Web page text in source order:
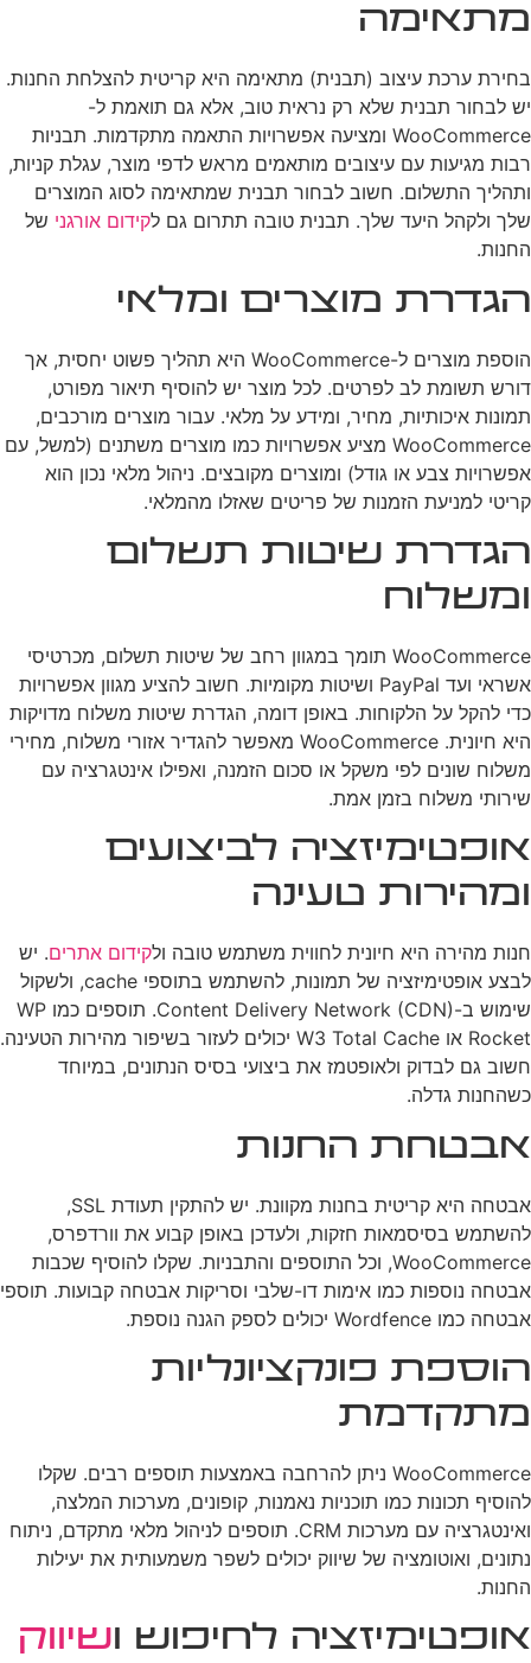
מתאימה
בחירת ערכת עיצוב (תבנית) מתאימה היא קריטית להצלחת החנות.
יש לבחור תבנית שלא רק נראית טוב, אלא גם תואמת ל-
WooCommerce ומציעה אפשרויות התאמה מתקדמות. תבניות
רבות מגיעות עם עיצובים מותאמים מראש לדפי מוצר, עגלת קניות,
ותהליך התשלום. חשוב לבחור תבנית שמתאימה לסוג המוצרים
שלך ולקהל היעד שלך. תבנית טובה תתרום גם לקידום אורגני של
החנות.
הגדרת מוצרים ומלאי
הוספת מוצרים ל-WooCommerce היא תהליך פשוט יחסית, אך
דורש תשומת לב לפרטים. לכל מוצר יש להוסיף תיאור מפורט,
תמונות איכותיות, מחיר, ומידע על מלאי. עבור מוצרים מורכבים,
WooCommerce מציע אפשרויות כמו מוצרים משתנים (למשל, עם
אפשרויות צבע או גודל) ומוצרים מקובצים. ניהול מלאי נכון הוא
קריטי למניעת הזמנות של פריטים שאזלו מהמלאי.
הגדרת שיטות תשלום
ומשלוח
WooCommerce תומך במגוון רחב של שיטות תשלום, מכרטיסי
אשראי ועד PayPal ושיטות מקומיות. חשוב להציע מגוון אפשרויות
כדי להקל על הלקוחות. באופן דומה, הגדרת שיטות משלוח מדויקות
היא חיונית. WooCommerce מאפשר להגדיר אזורי משלוח, מחירי
משלוח שונים לפי משקל או סכום הזמנה, ואפילו אינטגרציה עם
שירותי משלוח בזמן אמת.
אופטימיזציה לביצועים
ומהירות טעינה
חנות מהירה היא חיונית לחווית משתמש טובה ולקידום אתרים. יש
לבצע אופטימיזציה של תמונות, להשתמש בתוספי cache, ולשקול
שימוש ב-Content Delivery Network (CDN). תוספים כמו WP
Rocket או W3 Total Cache יכולים לעזור בשיפור מהירות הטעינה.
חשוב גם לבדוק ולאופטמז את ביצועי בסיס הנתונים, במיוחד
כשהחנות גדלה.
אבטחת החנות
אבטחה היא קריטית בחנות מקוונת. יש להתקין תעודת SSL,
להשתמש בסיסמאות חזקות, ולעדכן באופן קבוע את וורדפרס,
WooCommerce, וכל התוספים והתבניות. שקלו להוסיף שכבות
אבטחה נוספות כמו אימות דו-שלבי וסריקות אבטחה קבועות. תוספי
אבטחה כמו Wordfence יכולים לספק הגנה נוספת.
הוספת פונקציונליות
מתקדמת
WooCommerce ניתן להרחבה באמצעות תוספים רבים. שקלו
להוסיף תכונות כמו תוכניות נאמנות, קופונים, מערכות המלצה,
ואינטגרציה עם מערכות CRM. תוספים לניהול מלאי מתקדם, ניתוח
נתונים, ואוטומציה של שיווק יכולים לשפר משמעותית את יעילות
החנות.
אופטימיזציה לחיפוש ושיווק